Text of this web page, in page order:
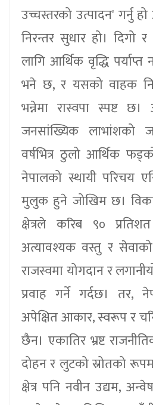
उच्चस्तरको उत्पादन' गर्नु
निरन्तर सुधार हो। दिगो
लागि आर्थिक वृद्धि
भने छ, र यसको वाहक
भन्नेमा रास्वपा स्पष्ट
जनसांख्यिक लाभांशको
वर्षभित्र ठुलो आर्थिक
नेपालको स्थायी परिचय
मुलुक हुने जोखिम छ।
क्षेत्रले करिब ९०
अत्यावश्यक वस्तु र
राजस्वमा योगदान र
प्रवाह गर्ने गर्दछ। तर,
अपेक्षित आकार, स्वरूप र
छैन। एकातिर भ्रष्ट
दोहन र लुटको स्रोतको
क्षेत्र पनि नवीन उद्यम,